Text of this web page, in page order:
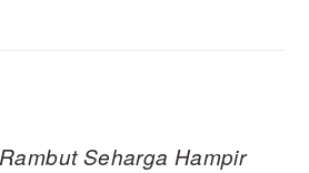
Seharga Hampir